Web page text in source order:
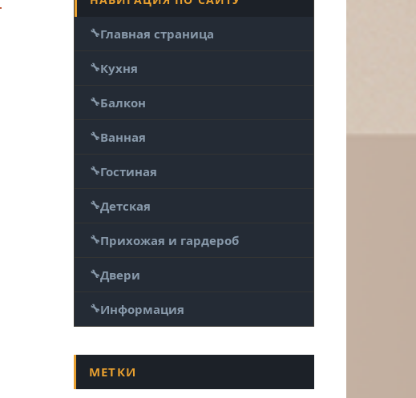
Главная страница
Кухня
Балкон
Ванная
Гостиная
Детская
Прихожая и гардероб
Двери
Информация
МЕТКИ